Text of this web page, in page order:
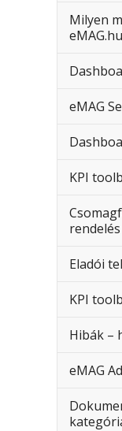
Milyen
eMAG
KPI
Eladói
KPI
Hibák –
eMAG